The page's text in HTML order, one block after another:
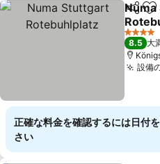
シェア
料金
4 ホテル
8.5 大
設備
正確な料金を確認するには日付
さい